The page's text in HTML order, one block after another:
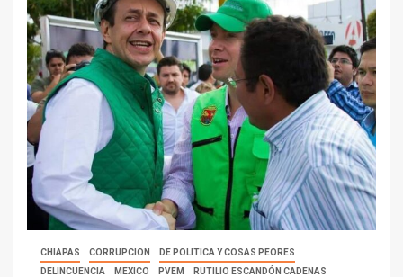
CHIAPAS CORRUPCION
DE POLITICA Y COSAS PEORES
DELINCUENCIA
MEXICO PVEM RUTILIO ESCANDÓN CADENAS